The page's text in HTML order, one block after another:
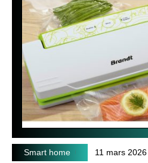
Smart home 11 mars 2026